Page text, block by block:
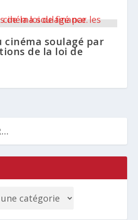
cinéma soulagé par
de la loi de